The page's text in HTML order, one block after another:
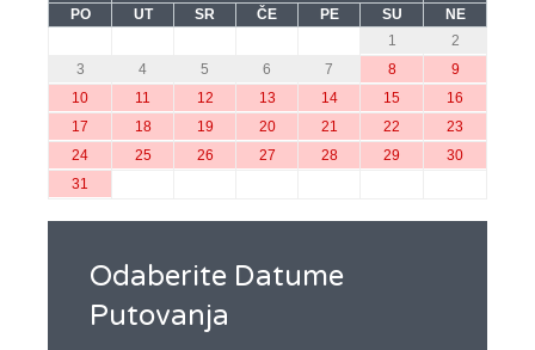
PO UT SR ČE PE SU
NE
1
2
3
4 5 6 7 8
9
10
11 12 13 14 15
16
17
18 19 20 21 22
23
24
25 26 27 28 29
30
31
Odaberite Datume
Putovanja